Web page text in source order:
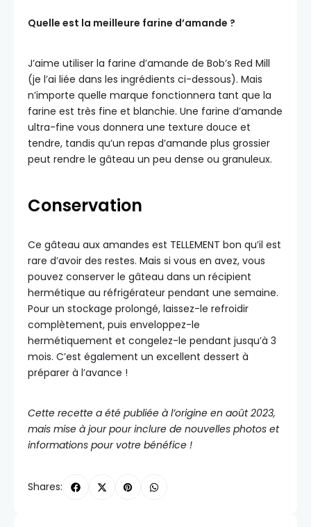
Quelle est la meilleure farine d’amande ?
J’aime utiliser la farine d’amande de Bob’s Red Mill
(je l’ai liée dans les ingrédients ci-dessous). Mais
n’importe quelle marque fonctionnera tant que la
farine est très fine et blanchie. Une farine d’amande
ultra-fine vous donnera une texture douce et
tendre, tandis qu’un repas d’amande plus grossier
peut rendre le gâteau un peu dense ou granuleux.
Conservation
Ce gâteau aux amandes est TELLEMENT bon qu’il est
rare d’avoir des restes. Mais si vous en avez, vous
pouvez conserver le gâteau dans un récipient
hermétique au réfrigérateur pendant une semaine.
Pour un stockage prolongé, laissez-le refroidir
complètement, puis enveloppez-le
hermétiquement et congelez-le pendant jusqu’à 3
mois. C’est également un excellent dessert à
préparer à l’avance !
Cette recette a été publiée à l’origine en août 2023,
mais mise à jour pour inclure de nouvelles photos et
informations pour votre bénéfice !
Shares: